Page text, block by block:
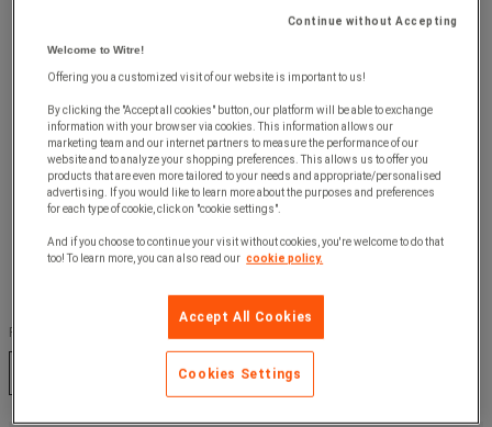
Färg :
Continue without Accepting
Welcome to Witre!
Offering you a customized visit of our website is important to us!
By clicking the "Accept all cookies" button, our platform will be able to exchange
information with your browser via cookies. This information allows our
marketing team and our internet partners to measure the performance of our
website and to analyze your shopping preferences. This allows us to offer you
products that are even more tailored to your needs and appropriate/personalised
advertising. If you would like to learn more about the purposes and preferences
for each type of cookie, click on "cookie settings".
And if you choose to continue your visit without cookies, you're welcome to do that
too! To learn more, you can also read our cookie policy.
Accept All Cookies
Cookies Settings